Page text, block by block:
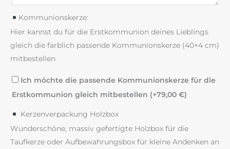
Kommunionskerze:
Hier kannst du für die Erstkommunion deines Lieblings
gleich die farblich passende Kommunionskerze (40×4 cm)
mitbestellen
Ich möchte die passende Kommunionskerze für die
Erstkommunion gleich mitbestellen (+79,00 €)
Kerzenverpackung Holzbox
Wunderschöne, massiv gefertigte Holzbox für die
Taufkerze oder Aufbewahrungsbox für kleine Andenken an